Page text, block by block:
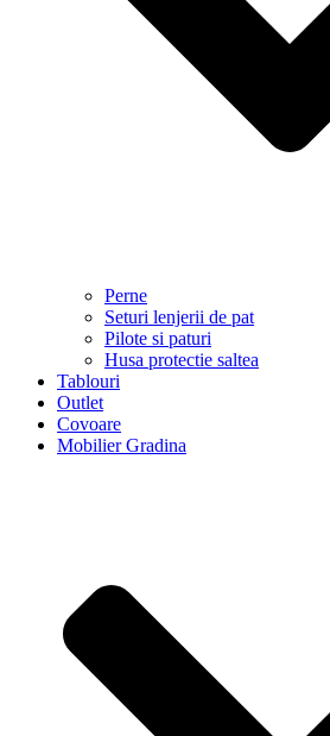
Perne
Seturi lenjerii de pat
Pilote si paturi
Husa protectie saltea
Tablouri
Outlet
Covoare
Mobilier Gradina